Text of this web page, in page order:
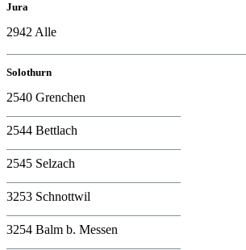
Jura
2942 Alle
Solothurn
2540 Grenchen
2544 Bettlach
2545 Selzach
3253 Schnottwil
3254 Balm b. Messen